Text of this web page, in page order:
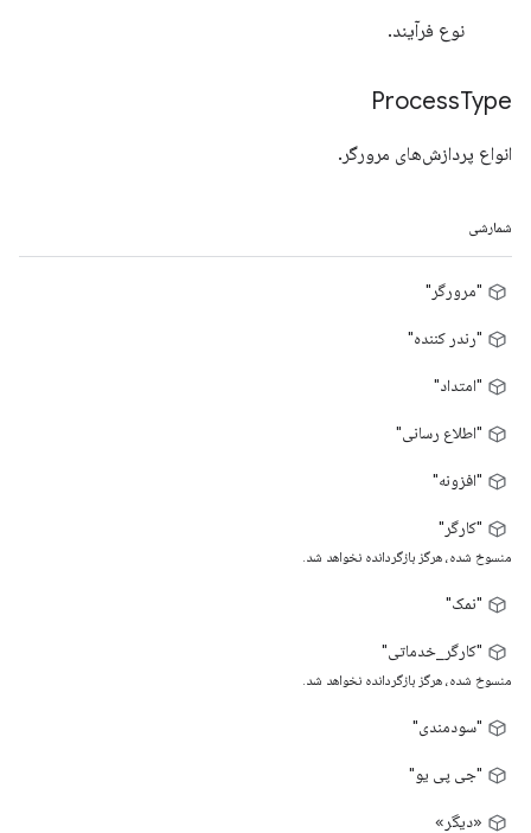
نوع فرآیند.
ProcessType
انواع پردازش‌های مرورگر.
شمارشی
"مرورگر"
"رندر کننده"
"امتداد"
"اطلاع رسانی"
"افزونه"
"کارگر"
منسوخ شده، هرگز بازگردانده نخواهد شد.
"نمک"
"کارگر_خدماتی"
منسوخ شده، هرگز بازگردانده نخواهد شد.
"سودمندی"
"جی پی یو"
«دیگر»